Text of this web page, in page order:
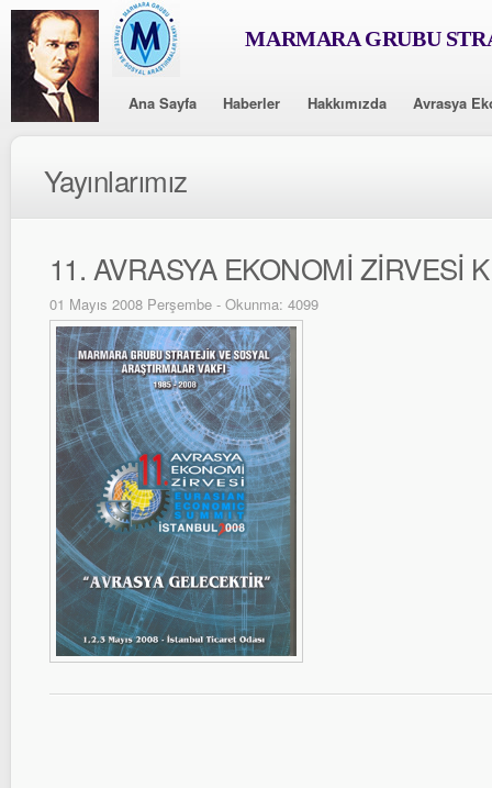
MARMARA GRUBU
Ana Sayfa Haberler Hakkımızda Avrasya
Yayınlarımız
11. AVRASYA EKONOMİ ZİRVESİ
01 Mayıs 2008 Perşembe - Okunma: 4099